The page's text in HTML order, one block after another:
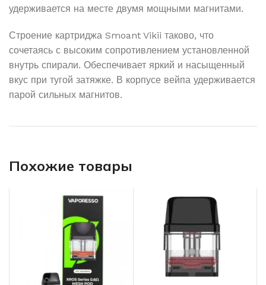
удерживается на месте двумя мощными магнитами.
Строение картриджа Smoant Vikii таково, что
сочетаясь с высоким сопротивлением установленной
внутрь спирали. Обеспечивает яркий и насыщенный
вкус при тугой затяжке. В корпусе вейпа удерживается
парой сильных магнитов.
Похожие товары